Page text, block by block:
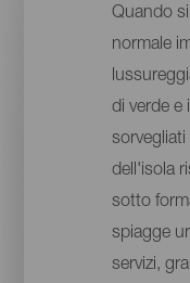
Quando
normale
di verde e
sorvegliati
dell'isola
sotto
spiagge
servizi,